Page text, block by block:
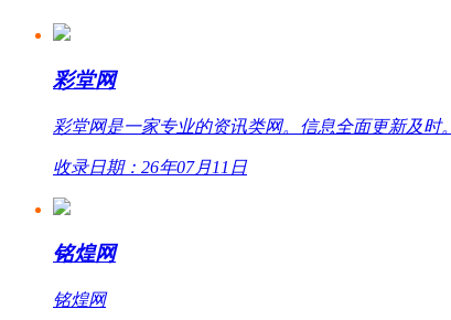
彩堂网
彩堂网是一家专业的资讯类网。信息全面更新及时。
收录日期：26年07月11日
铭煌网
铭煌网